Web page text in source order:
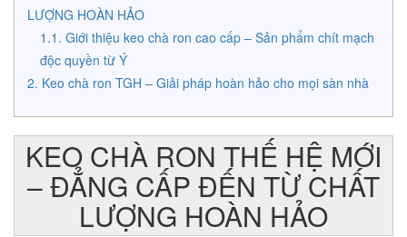
LƯỢNG HOÀN HẢO
Giới thiệu keo chà ron cao cấp – Sản phẩm chít mạch
độc quyền từ Ý
Keo chà ron TGH – Giải pháp hoàn hảo cho mọi sàn nhà
KEO CHÀ RON THẾ HỆ MỚI
– ĐẲNG CẤP ĐẾN TỪ CHẤT
LƯỢNG HOÀN HẢO